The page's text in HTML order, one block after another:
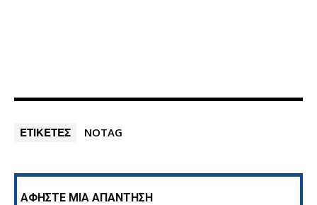
ΕΤΙΚΕΤΕΣ NOTAG
ΑΦΗΣΤΕ ΜΙΑ ΑΠΑΝΤΗΣΗ